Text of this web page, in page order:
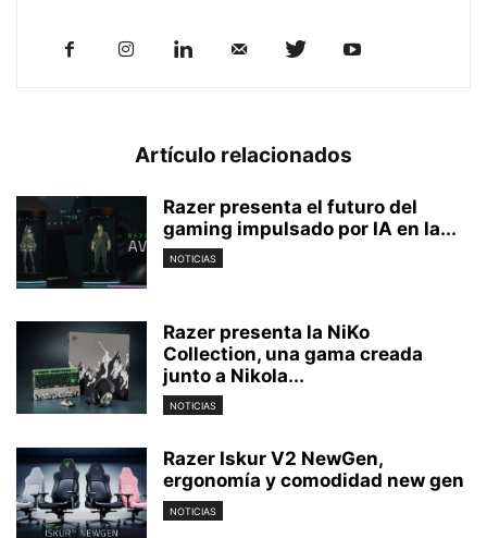
Artículo relacionados
Razer presenta el futuro del
gaming impulsado por IA en la...
NOTICIAS
Razer presenta la NiKo
Collection, una gama creada
junto a Nikola...
NOTICIAS
Razer Iskur V2 NewGen,
ergonomía y comodidad new gen
NOTICIAS